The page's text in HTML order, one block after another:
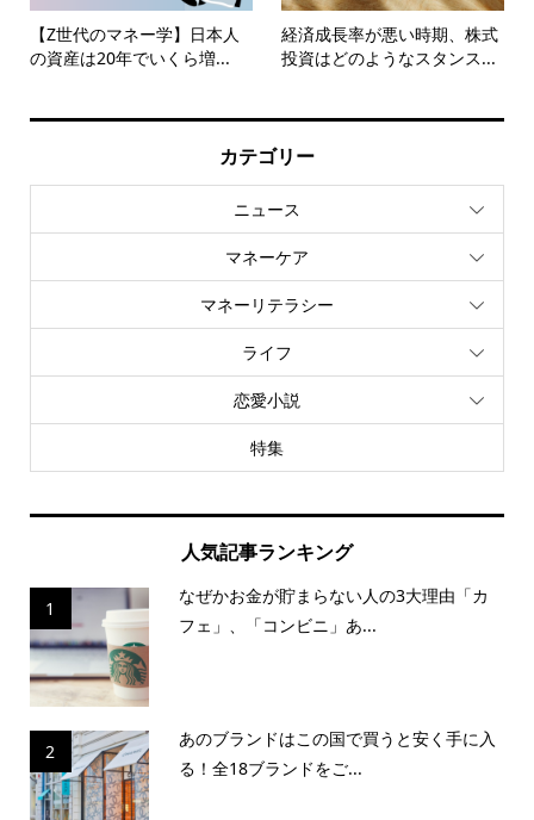
【Z世代のマネー学】日本人
の資産は20年でいくら増...
経済成長率が悪い時期、株式
投資はどのようなスタンス...
カテゴリー
ニュース
マネーケア
マネーリテラシー
ライフ
恋愛小説
特集
人気記事ランキング
1
なぜかお金が貯まらない人の3大理由「カ
フェ」、「コンビニ」あ...
2
あのブランドはこの国で買うと安く手に入
る！全18ブランドをご...